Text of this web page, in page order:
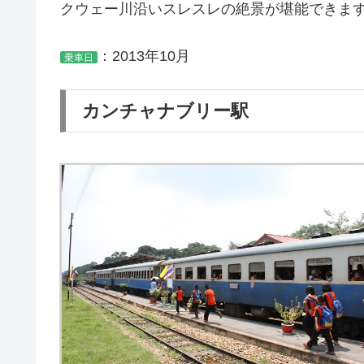
クウェー川沿いスレスレの絶景が堪能できま
乗車日 ：2013年10月
カンチャナブリー駅